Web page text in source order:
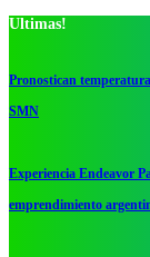
Ultimas!
Pronostican
SMN
Experiencia Endeavor
emprendimiento